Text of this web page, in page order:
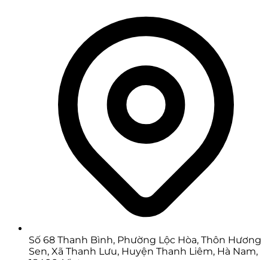
Số 68 Thanh Bình, Phường Lộc Hòa, Thôn Hương
Sen, Xã Thanh Lưu, Huyện Thanh Liêm, Hà Nam,